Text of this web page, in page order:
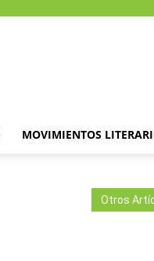
MOVIMIENTOS
Otros